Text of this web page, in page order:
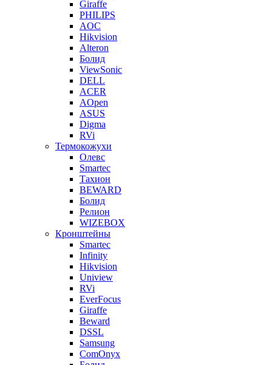
Giraffe
PHILIPS
AOC
Hikvision
Alteron
Болид
ViewSonic
DELL
ACER
AOpen
ASUS
Digma
RVi
Термокожухи
Олевс
Smartec
Тахион
BEWARD
Болид
Релион
WIZEBOX
Кронштейны
Smartec
Infinity
Hikvision
Uniview
RVi
EverFocus
Giraffe
Beward
DSSL
Samsung
ComOnyx